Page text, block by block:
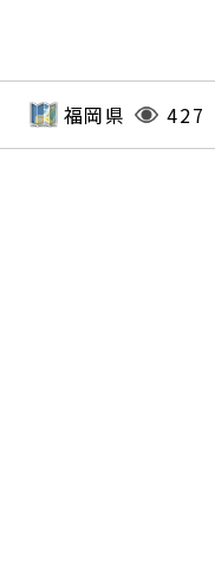
福岡県 427